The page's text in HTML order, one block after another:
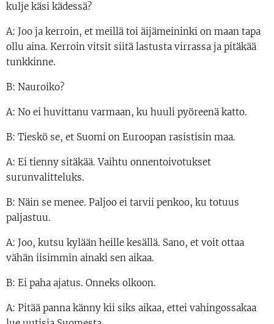
kulje käsi kädessä?
A: Joo ja kerroin, et meillä toi äijämeininki on maan tapa
ollu aina. Kerroin vitsit siitä lastusta virrassa ja pitäkää
tunkkinne.
B: Nauroiko?
A: No ei huvittanu varmaan, ku huuli pyöreenä katto.
B: Tieskö se, et Suomi on Euroopan rasistisin maa.
A: Ei tienny sitäkää. Vaihtu onnentoivotukset
surunvalitteluks.
B: Näin se menee. Paljoo ei tarvii penkoo, ku totuus
paljastuu.
A: Joo, kutsu kylään heille kesällä. Sano, et voit ottaa
vähän iisimmin ainaki sen aikaa.
B: Ei paha ajatus. Onneks olkoon.
A: Pitää panna känny kii siks aikaa, ettei vahingossakaa